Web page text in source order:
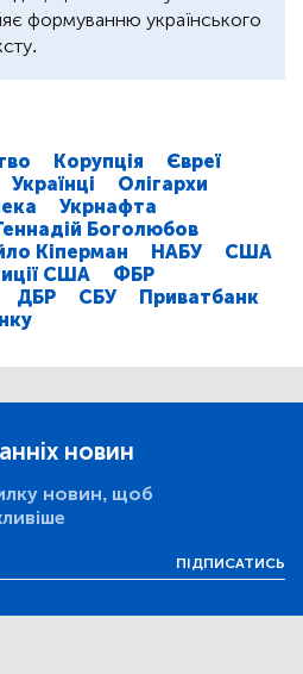
формуванню українського
Корупція
Євреї
Українці
Олігархи
Укрнафта
Боголюбов
Кіперман НАБУ
США
США
ФБР
ДБР СБУ
Приватбанк
новин
новин, щоб
ПІДПИСАТИСЬ